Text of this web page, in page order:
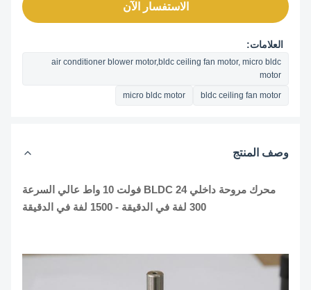
الاستفسار الآن
العلامات:
air conditioner blower motor,bldc ceiling fan motor, micro bldc
bldc ceiling fan motor
micro bldc motor
وصف المنتج
محرك مروحة داخلي BLDC 24 فولت 10 واط عالي السرعة